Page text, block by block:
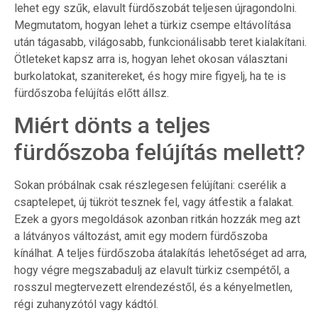
lehet egy szűk, elavult fürdőszobát teljesen újragondolni.
Megmutatom, hogyan lehet a türkiz csempe eltávolítása
után tágasabb, világosabb, funkcionálisabb teret kialakítani.
Ötleteket kapsz arra is, hogyan lehet okosan választani
burkolatokat, szanitereket, és hogy mire figyelj, ha te is
fürdőszoba felújítás előtt állsz.
Miért dönts a teljes
fürdőszoba felújítás mellett?
Sokan próbálnak csak részlegesen felújítani: cserélik a
csaptelepet, új tükröt tesznek fel, vagy átfestik a falakat.
Ezek a gyors megoldások azonban ritkán hozzák meg azt
a látványos változást, amit egy modern fürdőszoba
kínálhat. A teljes fürdőszoba átalakítás lehetőséget ad arra,
hogy végre megszabadulj az elavult türkiz csempétől, a
rosszul megtervezett elrendezéstől, és a kényelmetlen,
régi zuhanyzótól vagy kádtól.